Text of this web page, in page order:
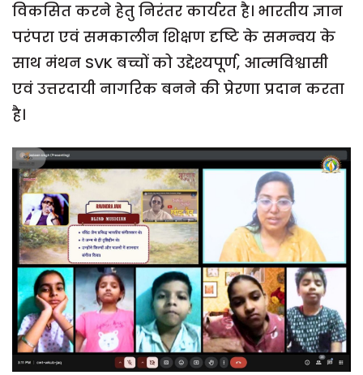
विकसित करने हेतु निरंतर कार्यरत है। भारतीय ज्ञान
परंपरा एवं समकालीन शिक्षण दृष्टि के समन्वय के
साथ मंथन SVK बच्चों को उद्देश्यपूर्ण, आत्मविश्वासी
एवं उत्तरदायी नागरिक बनने की प्रेरणा प्रदान करता
है।